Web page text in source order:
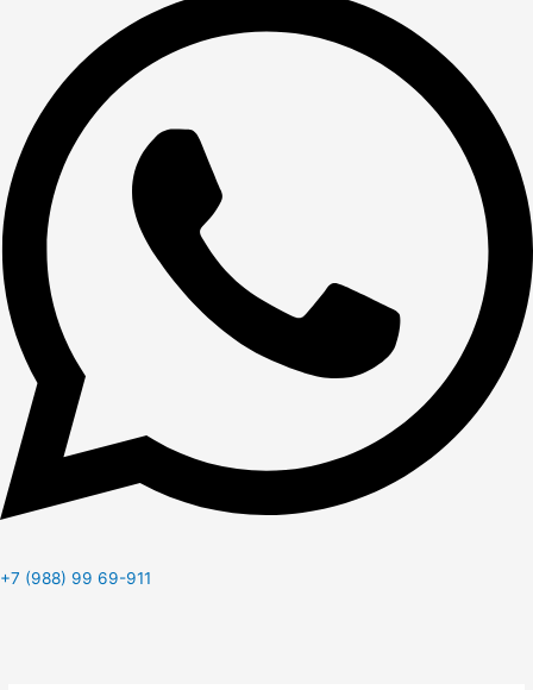
+7 (988) 99 69-911